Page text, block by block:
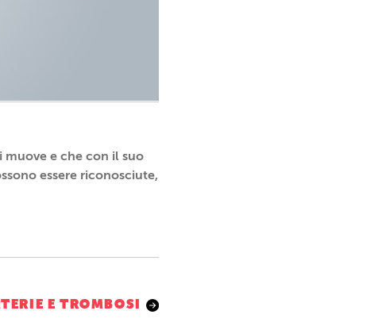
muove e che con il suo
essere riconosciute,
E TROMBOSI